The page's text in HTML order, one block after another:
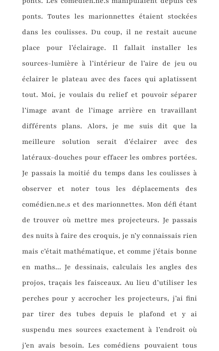
ponts. Toutes les marionnettes étaient stockées
dans les coulisses. Du coup, il ne restait aucune
place pour l’éclairage. Il fallait installer les
sources-lumière à l’intérieur de l’aire de jeu ou
éclairer le plateau avec des faces qui aplatissent
tout. Moi, je voulais du relief et pouvoir séparer
l’image avant de l’image arrière en travaillant
différents plans. Alors, je me suis dit que la
meilleure solution serait d’éclairer avec des
latéraux-douches pour effacer les ombres portées.
Je passais la moitié du temps dans les coulisses à
observer et noter tous les déplacements des
comédien.ne.s et des marionnettes. Mon défi étant
de trouver où mettre mes projecteurs. Je passais
des nuits à faire des croquis, je n’y connaissais rien
mais c’était mathématique, et comme j’étais bonne
en maths... Je dessinais, calculais les angles des
projos, traçais les faisceaux. Au lieu d’utiliser les
perches pour y accrocher les projecteurs, j’ai fini
par tirer des tubes depuis le plafond et y ai
suspendu mes sources exactement à l’endroit où
j’en avais besoin. Les comédiens pouvaient tous